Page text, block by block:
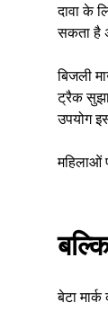
दावा के
सकता है
बिजली
ट्रैक
उपयोग
महिलाओं
बेटा